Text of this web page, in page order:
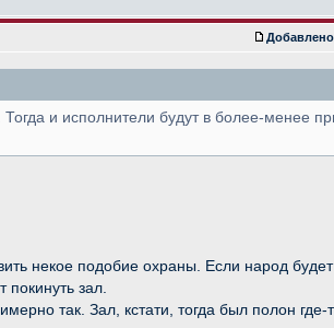
и исполнители будут в более-менее
некое подобие охраны. Если народ будет
зал.
так. Зал, кстати, тогда был полон где-